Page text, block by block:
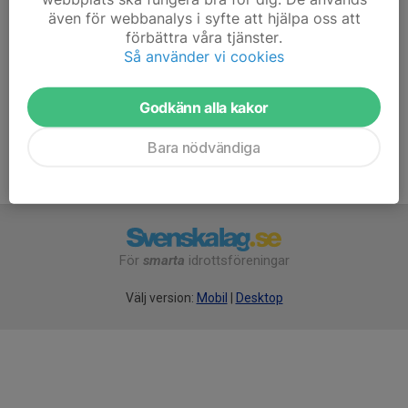
Endast kallade kan anmäla sig till aktiviteten. 26 personer är
För smarta idrottsföreningar
Välj version: Mobil Desktop
även för webbanalys i syfte att hjälpa oss att
förbättra våra tjänster.
Så använder vi cookies
Godkänn alla kakor
Bara nödvändiga